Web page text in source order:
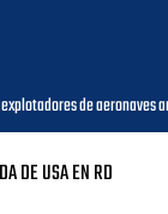
aeronaves analizan
DE USA EN RD